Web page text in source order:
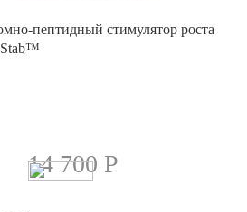
пептидный стимулятор роста
14 700 Р